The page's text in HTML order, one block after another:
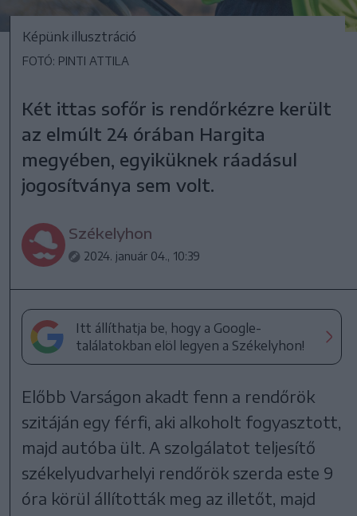
Képünk illusztráció
FOTÓ: PINTI ATTILA
Két ittas sofőr is rendőrkézre került
az elmúlt 24 órában Hargita
megyében, egyiküknek ráadásul
jogosítványa sem volt.
Székelyhon
2024. január 04., 10:39
Itt állíthatja be, hogy a Google-
találatokban elöl legyen a Székelyhon!
Előbb Varságon akadt fenn a rendőrök
szitáján egy férfi, aki alkoholt fogyasztott,
majd autóba ült. A szolgálatot teljesítő
székelyudvarhelyi rendőrök szerda este 9
óra körül állították meg az illetőt, majd